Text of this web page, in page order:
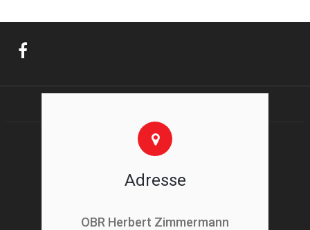
Adresse
OBR Herbert Zimmermann